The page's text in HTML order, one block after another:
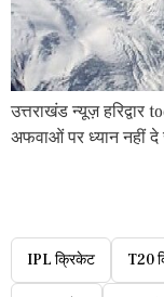
उत्तराखंड न्यूज़ हरिद्वार
अफवाओं पर ध्यान नहीं
IPL क्रिकेट T20